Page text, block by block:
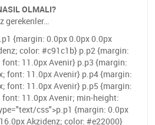
OLMALI?
gerekenler…
{margin: 0.0px 0.0px 0.0px
color: #c91c1b} p.p2 {margin:
11.0px Avenir} p.p3 {margin:
font: 11.0px Avenir} p.p4 {margin:
font: 11.0px Avenir} p.p5 {margin:
11.0px Avenir; min-height:
css">p.p1 {margin: 0.0px
Akzidenz; color: #e22000}